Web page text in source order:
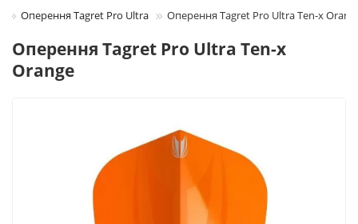
Оперення Tagret Pro Ultra Оперення Tagret Pro Ultra Ten-x
Оперення Tagret Pro Ultra Ten-x
Orange